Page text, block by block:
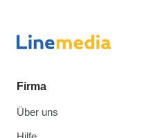
Firma
Über uns